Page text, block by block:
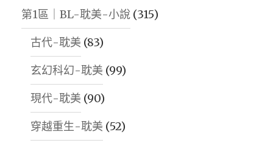
第1區｜BL-耽美-小說 (315)
古代-耽美 (83)
玄幻科幻-耽美 (99)
現代-耽美 (90)
穿越重生-耽美 (52)